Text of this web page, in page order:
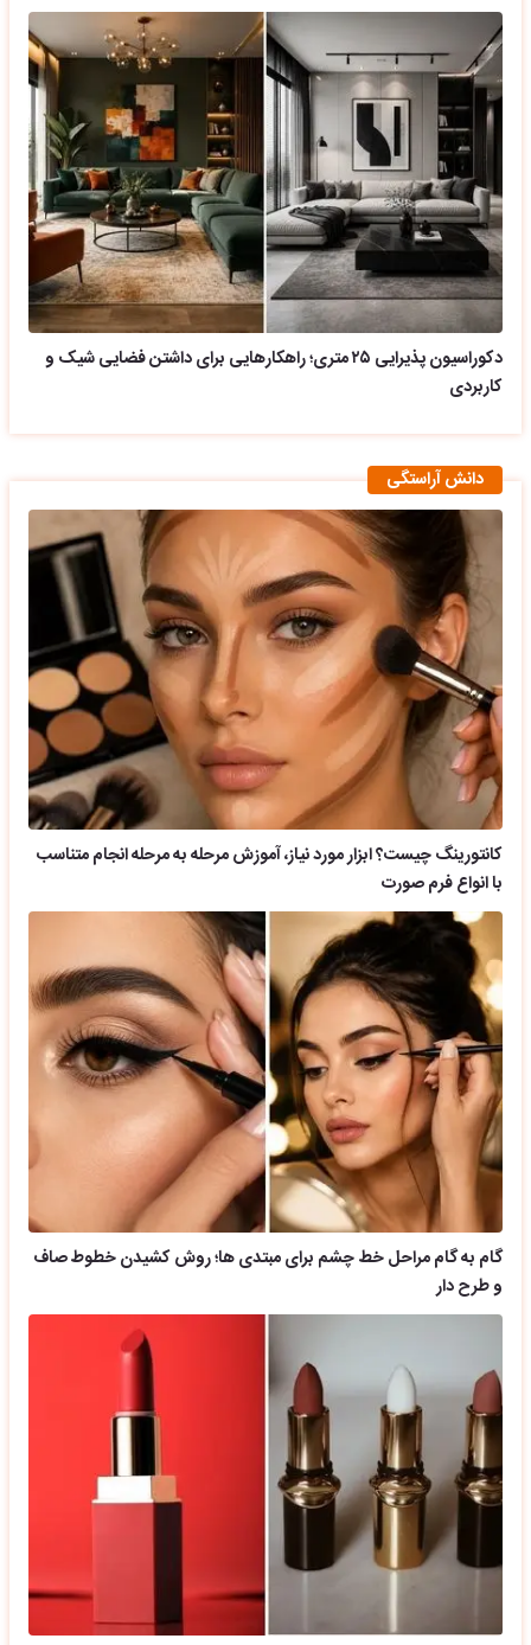
دکوراسیون پذیرایی ۲۵ متری؛ راهکارهایی برای داشتن فضایی شیک و
کاربردی
دانش آراستگی
کانتورینگ چیست؟ ابزار مورد نیاز، آموزش مرحله به مرحله انجام متناسب
با انواع فرم صورت
گام به گام مراحل خط چشم برای مبتدی ها؛ روش کشیدن خطوط صاف
و طرح دار